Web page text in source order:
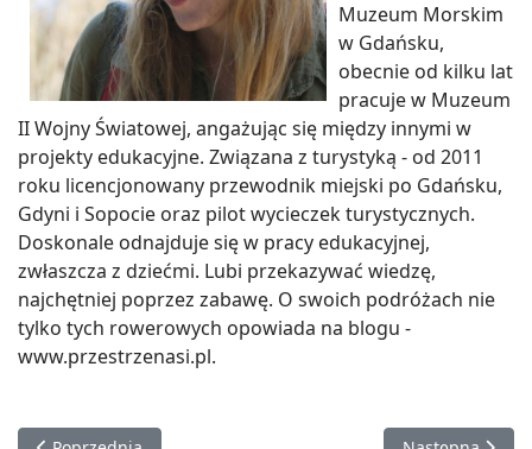
Muzeum Morskim
w Gdańsku,
obecnie od kilku lat
pracuje w Muzeum
II Wojny Światowej, angażując się między innymi w
projekty edukacyjne. Związana z turystyką - od 2011
roku licencjonowany przewodnik miejski po Gdańsku,
Gdyni i Sopocie oraz pilot wycieczek turystycznych.
Doskonale odnajduje się w pracy edukacyjnej,
zwłaszcza z dziećmi. Lubi przekazywać wiedzę,
najchętniej poprzez zabawę. O swoich podróżach nie
tylko tych rowerowych opowiada na blogu -
www.przestrzenasi.pl.